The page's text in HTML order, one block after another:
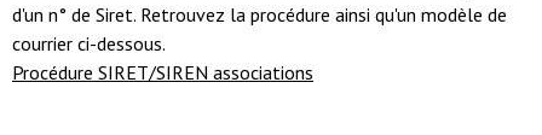
d'un n° de Siret. Retrouvez la procédure ainsi qu'un modèle de
courrier ci-dessous.
Procédure SIRET/SIREN associations